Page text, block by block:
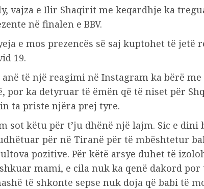
vajza e Ilir Shaqirit me keqardhje ka
në finalen e BBV.
e mos prezencës së saj kuptohet të jetë
19.
anë të një reagimi në Instagram ka bërë
por ka detyruar të ëmën që të niset për
ta priste njëra prej tyre.
sot këtu për t’ju dhënë një lajm. Sic e
për në Tiranë për të mbështetur
pozitive. Për këtë arsye duhet të
mami, e cila nuk ka qenë dakord por
të shkonte sepse nuk doja që babi të